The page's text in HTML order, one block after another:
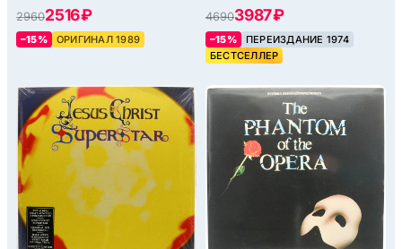
29602516 ₽
–15% ОРИГИНАЛ 1989
Track Album) (2LP,
booklet), 1972
46903987 ₽
–15%
ПЕРЕИЗДАНИЕ 1974
БЕСТСЕЛЛЕР